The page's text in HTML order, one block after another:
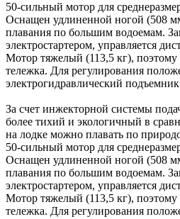
50-сильный мотор для
Оснащен удлиненной ногой (508
плавания по большим водоемам.
электростартером, управляется
Мотор тяжелый (113,5 кг), поэтому
тележка. Для регулирования
электрогидравлический
За счет инжекторной системы
более тихий и экологичный в
на лодке можно плавать по
50-сильный мотор для
Оснащен удлиненной ногой (508
плавания по большим водоемам.
электростартером, управляется
Мотор тяжелый (113,5 кг), поэтому
тележка. Для регулирования